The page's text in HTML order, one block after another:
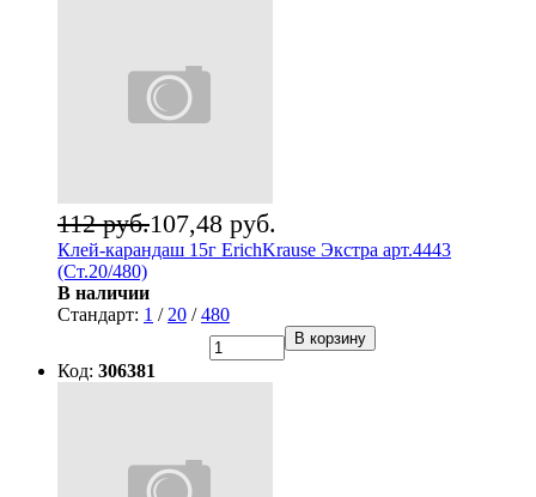
107,48 руб.
112 руб.
Клей-карандаш 15г ErichKrause Экстра арт.4443
(Ст.20/480)
В наличии
Стандарт: 1 / 20 /480
В корзину
Код: 306381